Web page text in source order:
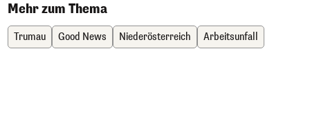
Mehr zum Thema
Trumau Good News Niederösterreich Arbeitsunfall